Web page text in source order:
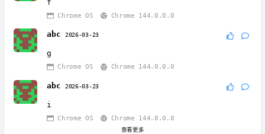
f
Chrome OS Chrome 144.0.0.0
abc 2026-03-23
g
Chrome OS Chrome 144.0.0.0
abc 2026-03-23
i
Chrome OS Chrome 144.0.0.0
查看更多